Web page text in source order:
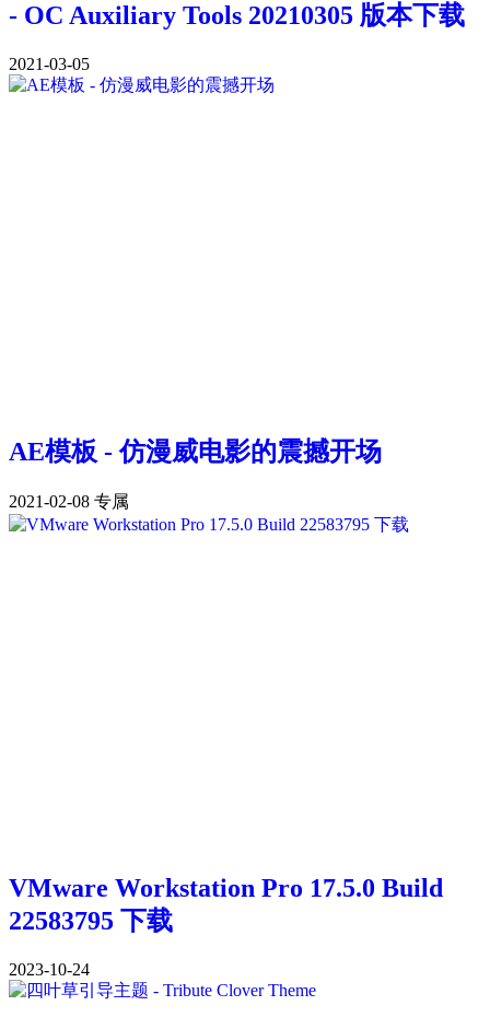
- OC Auxiliary Tools 20210305 版本下载
2021-03-05
AE模板 - 仿漫威电影的震撼开场
2021-02-08 专属
VMware Workstation Pro 17.5.0 Build
22583795 下载
2023-10-24